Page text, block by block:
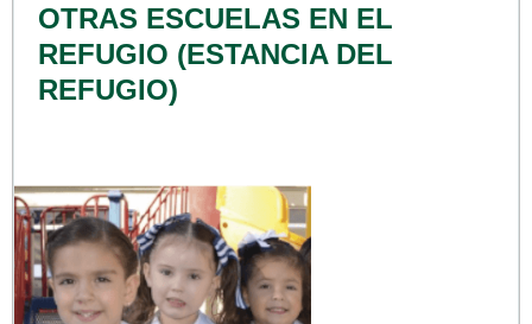
OTRAS ESCUELAS EN EL
REFUGIO (ESTANCIA DEL
REFUGIO)